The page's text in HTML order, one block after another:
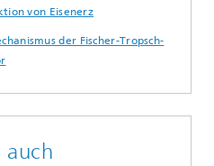
von Eisenerz
der Fischer-Tropsch-
auch